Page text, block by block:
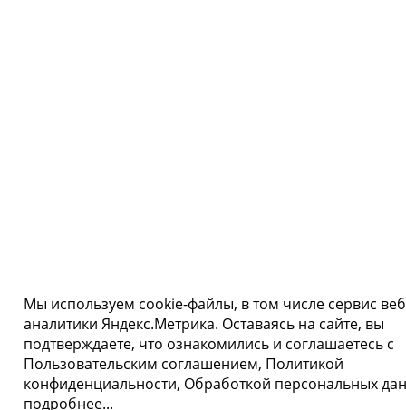
Мы используем cookie-файлы, в том числе сервис
аналитики Яндекс.Метрика. Оставаясь на сайте, вы
подтверждаете, что ознакомились и соглашаетесь с
Пользовательским соглашением, Политикой
конфиденциальности, Обработкой персональных
подробнее...